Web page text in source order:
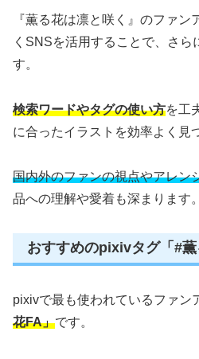
『薫る花は凛と咲く』のファ
くSNSを活用することで、さら
す。
検索ワードやタグの使い方を工
に合ったイラストを効率よく見
国内外のファンの視点やアレン
品への理解や愛着も深まります。
おすすめのpixivタグ「#
pixivで最も使われているファン
花FA」です。